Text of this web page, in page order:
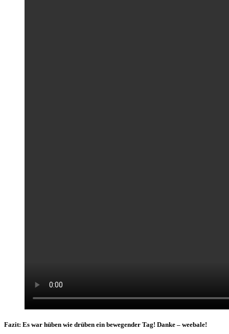
Fazit: Es war hüben wie drüben ein bewegender Tag! Danke – weebale!